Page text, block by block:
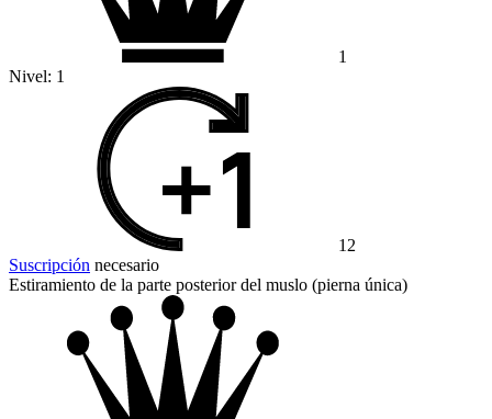
1
Nivel: 1
12
Suscripción necesario
Estiramiento de la parte posterior del muslo (pierna única)